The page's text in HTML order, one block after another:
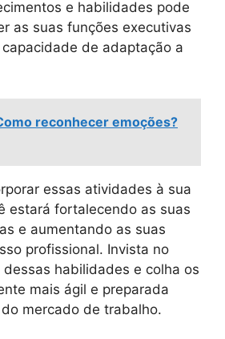
e habilidades pode
as suas funções executivas
de adaptação a
reconhecer emoções?
essas atividades à sua
estará fortalecendo as suas
e aumentando as suas
profissional. Invista no
habilidades e colha os
mais ágil e preparada
mercado de trabalho.